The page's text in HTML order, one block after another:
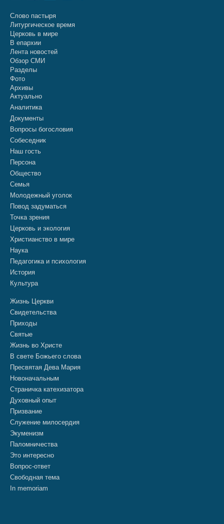
Слово пастыря
Литургическое время
Церковь в мире
В епархии
Лента новостей
Обзор СМИ
Разделы
Фото
Архивы
Актуально
Аналитика
Документы
Вопросы богословия
Собеседник
Наш гость
Персона
Общество
Семья
Молодежный уголок
Повод задуматься
Точка зрения
Церковь и экология
Христианство в мире
Наука
Педагогика и психология
История
Культура
Жизнь Церкви
Свидетельства
Приходы
Святые
Жизнь во Христе
В свете Божьего слова
Пресвятая Дева Мария
Новоначальным
Страничка катехизатора
Духовный опыт
Призвание
Служение милосердия
Экуменизм
Паломничества
Это интересно
Вопрос-ответ
Свободная тема
In memoriam